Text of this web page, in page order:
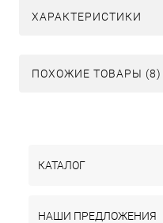
ХАРАКТЕРИСТИКИ
ПОХОЖИЕ ТОВАРЫ (8)
КАТАЛОГ
НАШИ ПРЕДЛОЖЕНИЯ